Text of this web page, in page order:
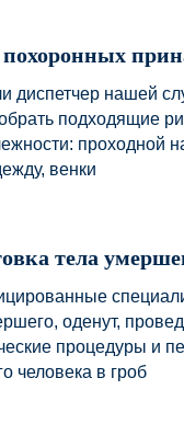
диспетчер нашей
подходящие
проходной
венки
тела
оденут,
процедуры и
человека в гроб